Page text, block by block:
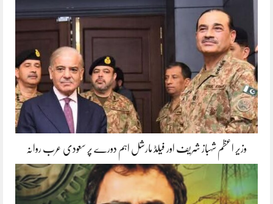
وزیر اعظم شہباز شریف اور فیلڈ مارشل اہم دورے پر سعودی عرب روانہ